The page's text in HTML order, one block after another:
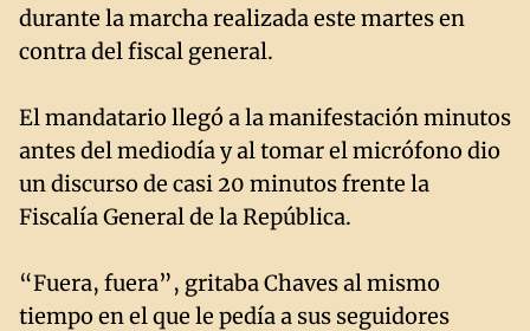
durante la marcha realizada este martes en
contra del fiscal general.
El mandatario llegó a la manifestación minutos
antes del mediodía y al tomar el micrófono dio
un discurso de casi 20 minutos frente la
Fiscalía General de la República.
“Fuera, fuera”, gritaba Chaves al mismo
tiempo en el que le pedía a sus seguidores